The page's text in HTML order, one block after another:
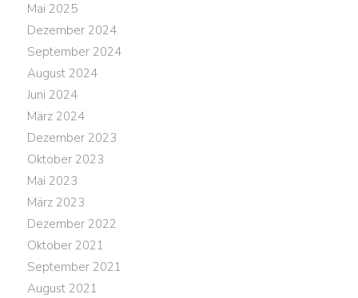
Mai 2025
Dezember 2024
September 2024
August 2024
Juni 2024
März 2024
Dezember 2023
Oktober 2023
Mai 2023
März 2023
Dezember 2022
Oktober 2021
September 2021
August 2021